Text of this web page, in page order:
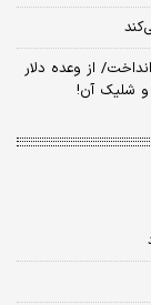
از وعده دلار